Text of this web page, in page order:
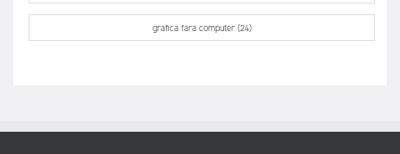
grafica fara computer (24)